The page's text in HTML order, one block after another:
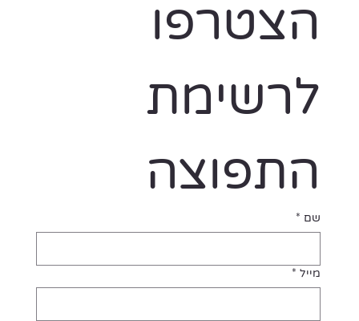
התפוצה
שם *
מייל *